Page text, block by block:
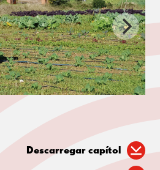
Descarregar capítol